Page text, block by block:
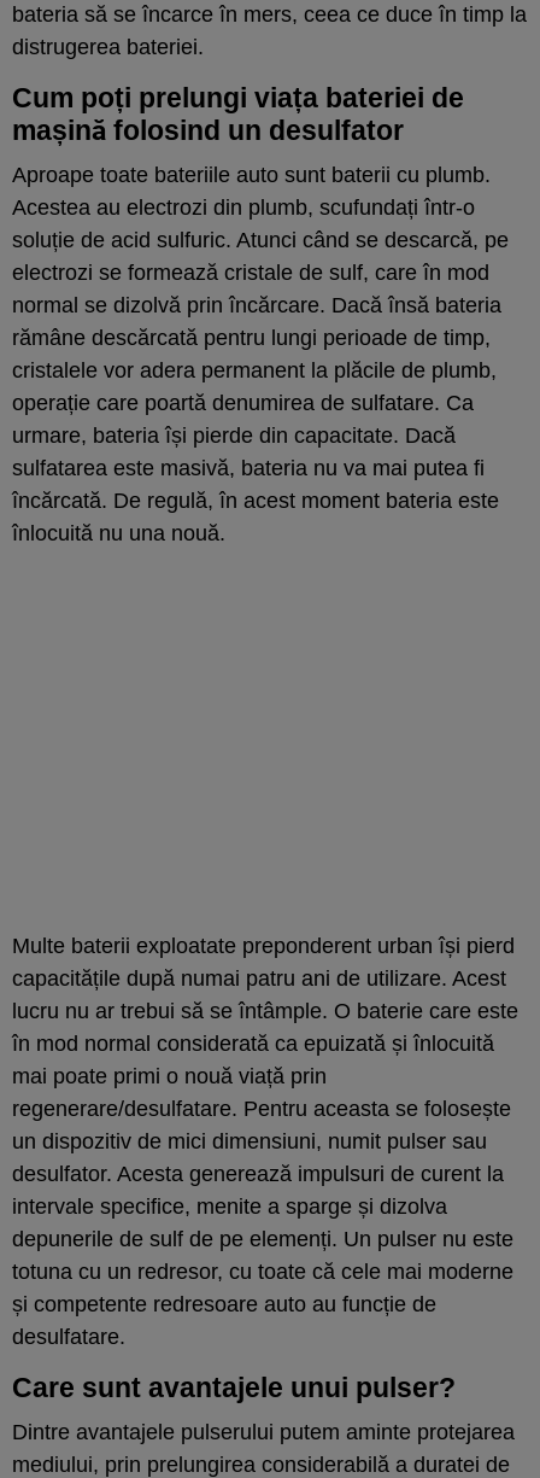
bateria să se încarce în mers, ceea ce duce în timp la
distrugerea bateriei.
Cum poți prelungi viața bateriei de
mașină folosind un desulfator
Aproape toate bateriile auto sunt baterii cu plumb.
Acestea au electrozi din plumb, scufundați într-o
soluție de acid sulfuric. Atunci când se descarcă, pe
electrozi se formează cristale de sulf, care în mod
normal se dizolvă prin încărcare. Dacă însă bateria
rămâne descărcată pentru lungi perioade de timp,
cristalele vor adera permanent la plăcile de plumb,
operație care poartă denumirea de sulfatare. Ca
urmare, bateria își pierde din capacitate. Dacă
sulfatarea este masivă, bateria nu va mai putea fi
încărcată. De regulă, în acest moment bateria este
înlocuită nu una nouă.
Multe baterii exploatate preponderent urban își pierd
capacitățile după numai patru ani de utilizare. Acest
lucru nu ar trebui să se întâmple. O baterie care este
în mod normal considerată ca epuizată și înlocuită
mai poate primi o nouă viață prin
regenerare/desulfatare. Pentru aceasta se folosește
un dispozitiv de mici dimensiuni, numit pulser sau
desulfator. Acesta generează impulsuri de curent la
intervale specifice, menite a sparge și dizolva
depunerile de sulf de pe elemenți. Un pulser nu este
totuna cu un redresor, cu toate că cele mai moderne
și competente redresoare auto au funcție de
desulfatare.
Care sunt avantajele unui pulser?
Dintre avantajele pulserului putem aminte protejarea
mediului, prin prelungirea considerabilă a duratei de